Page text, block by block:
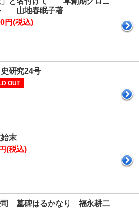
山地春眠子著
円(税込)
研究24号
OUT
末
(税込)
司 墓碑はるかなり 福永耕二